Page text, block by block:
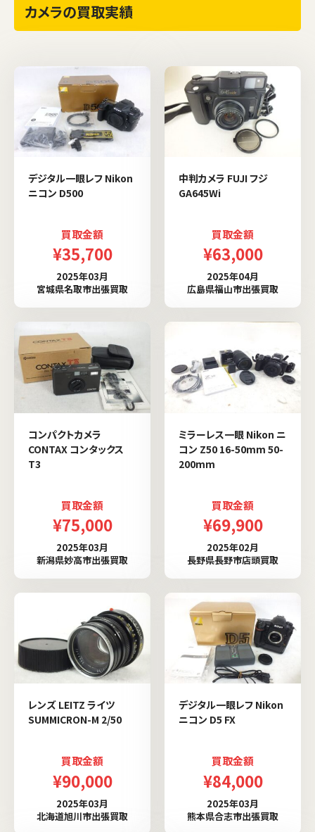
カメラの買取実績
デジタル一眼レフ Nikon
ニコン D500
買取金額
¥35,700
2025年03月
宮城県名取市出張買取
中判カメラ FUJI フジ
GA645Wi
買取金額
¥63,000
2025年04月
広島県福山市出張買取
コンパクトカメラ
CONTAX コンタックス
T3
買取金額
¥75,000
2025年03月
新潟県妙高市出張買取
ミラーレス一眼 Nikon ニ
コン Z50 16-50mm 50-
200mm
買取金額
¥69,900
2025年02月
長野県長野市店頭買取
レンズ LEITZ ライツ
SUMMICRON-M 2/50
買取金額
¥90,000
2025年03月
北海道旭川市出張買取
デジタル一眼レフ Nikon
ニコン D5 FX
買取金額
¥84,000
2025年03月
熊本県合志市出張買取